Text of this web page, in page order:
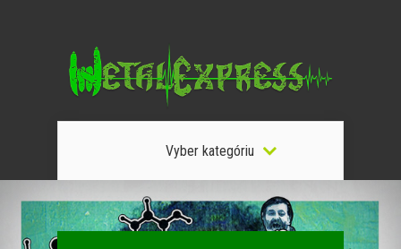
Vyber kategóriu